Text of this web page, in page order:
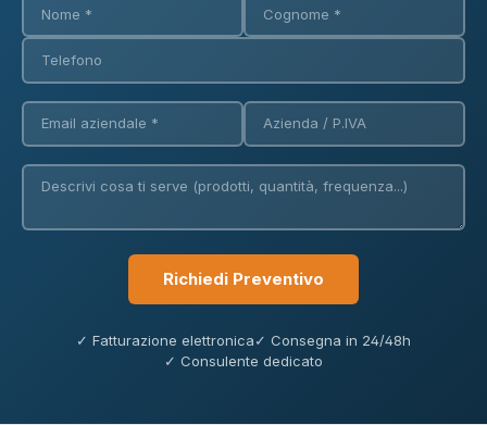
Richiedi Preventivo
✓ Fatturazione elettronica✓ Consegna in 24/48h
✓ Consulente dedicato